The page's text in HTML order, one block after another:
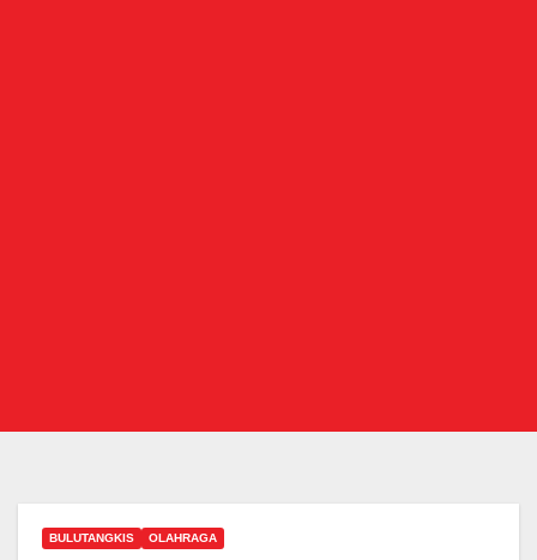
BULUTANGKIS OLAHRAGA